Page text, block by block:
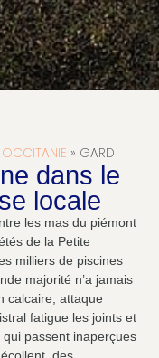
OCCITANIE » GARD
dans le
locale
les mas du piémont
de la Petite
milliers de piscines
majorité n’a jamais
calcaire, attaque
fatigue les joints et
passent inaperçues
des